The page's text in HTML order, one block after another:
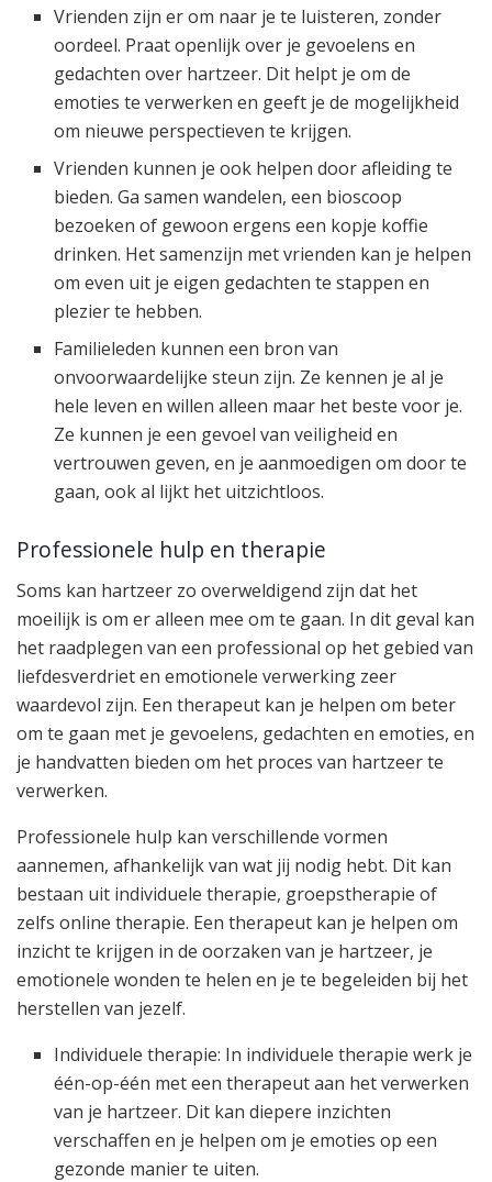
Vrienden zijn er om naar je te luisteren, zonder
oordeel. Praat openlijk over je gevoelens en
gedachten over hartzeer. Dit helpt je om de
emoties te verwerken en geeft je de mogelijkheid
om nieuwe perspectieven te krijgen.
Vrienden kunnen je ook helpen door afleiding te
bieden. Ga samen wandelen, een bioscoop
bezoeken of gewoon ergens een kopje koffie
drinken. Het samenzijn met vrienden kan je helpen
om even uit je eigen gedachten te stappen en
plezier te hebben.
Familieleden kunnen een bron van
onvoorwaardelijke steun zijn. Ze kennen je al je
hele leven en willen alleen maar het beste voor je.
Ze kunnen je een gevoel van veiligheid en
vertrouwen geven, en je aanmoedigen om door te
gaan, ook al lijkt het uitzichtloos.
Professionele hulp en therapie
Soms kan hartzeer zo overweldigend zijn dat het
moeilijk is om er alleen mee om te gaan. In dit geval kan
het raadplegen van een professional op het gebied van
liefdesverdriet en emotionele verwerking zeer
waardevol zijn. Een therapeut kan je helpen om beter
om te gaan met je gevoelens, gedachten en emoties, en
je handvatten bieden om het proces van hartzeer te
verwerken.
Professionele hulp kan verschillende vormen
aannemen, afhankelijk van wat jij nodig hebt. Dit kan
bestaan ​​uit individuele therapie, groepstherapie of
zelfs online therapie. Een therapeut kan je helpen om
inzicht te krijgen in de oorzaken van je hartzeer, je
emotionele wonden te helen en je te begeleiden bij het
herstellen van jezelf.
Individuele therapie: In individuele therapie werk je
één-op-één met een therapeut aan het verwerken
van je hartzeer. Dit kan diepere inzichten
verschaffen en je helpen om je emoties op een
gezonde manier te uiten.